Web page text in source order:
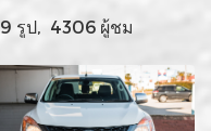
9 รูป, 4306 ผู้ชม